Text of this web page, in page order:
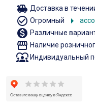
toys Доставка в
check_circle_outline Огромный arrow_right
monetization_on Различные
storefront Наличие
diversity_1Индивидуальный